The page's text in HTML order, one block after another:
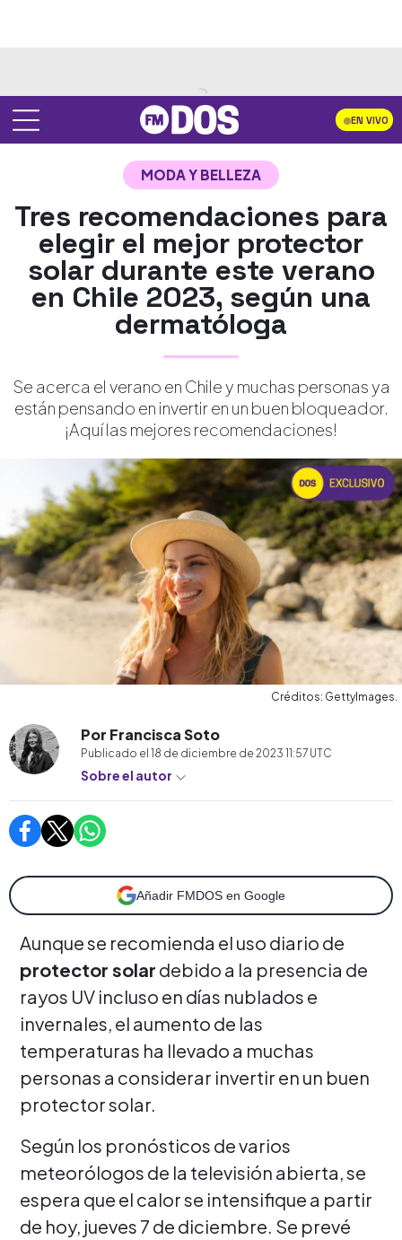
EN VIVO
MODA Y BELLEZA
Tres recomendaciones para
elegir el mejor protector
solar durante este verano
en Chile 2023, según una
dermatóloga
Se acerca el verano en Chile y muchas personas ya
están pensando en invertir en un buen bloqueador.
¡Aquí las mejores recomendaciones!
Créditos: GettyImages.
Por Francisca Soto
Publicado el 18 de diciembre de 2023 11:57 UTC
Sobre el autor
Añadir FMDOS en Google
Aunque se recomienda el uso diario de
protector solar debido a la presencia de
rayos UV incluso en días nublados e
invernales, el aumento de las
temperaturas ha llevado a muchas
personas a considerar invertir en un buen
protector solar.
Según los pronósticos de varios
meteorólogos de la televisión abierta, se
espera que el calor se intensifique a partir
de hoy, jueves 7 de diciembre. Se prevé